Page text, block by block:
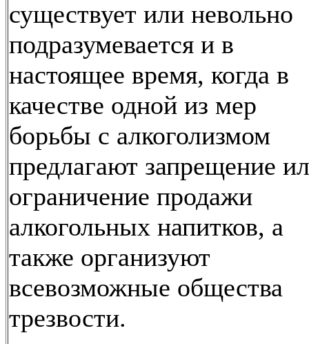
существует или невольно
подразумевается и в
настоящее время, когда в
качестве одной из мер
борьбы с алкоголизмом
предлагают запрещение
ограничение продажи
алкогольных напитков, а
также организуют
всевозможные общества
трезвости.